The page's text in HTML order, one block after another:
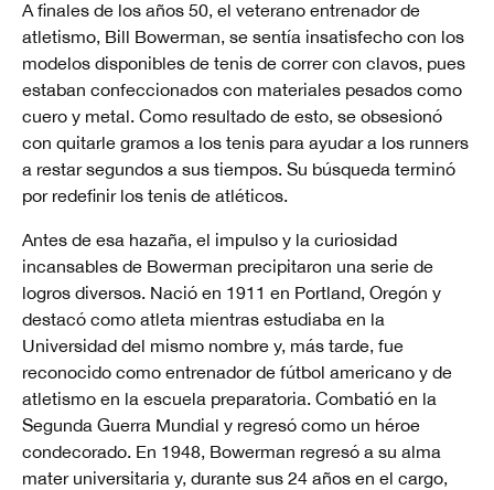
A finales de los años 50, el veterano entrenador de
atletismo, Bill Bowerman, se sentía insatisfecho con los
modelos disponibles de tenis de correr con clavos, pues
estaban confeccionados con materiales pesados como
cuero y metal. Como resultado de esto, se obsesionó
con quitarle gramos a los tenis para ayudar a los runners
a restar segundos a sus tiempos. Su búsqueda terminó
por redefinir los tenis de atléticos.
Antes de esa hazaña, el impulso y la curiosidad
incansables de Bowerman precipitaron una serie de
logros diversos. Nació en 1911 en Portland, Oregón y
destacó como atleta mientras estudiaba en la
Universidad del mismo nombre y, más tarde, fue
reconocido como entrenador de fútbol americano y de
atletismo en la escuela preparatoria. Combatió en la
Segunda Guerra Mundial y regresó como un héroe
condecorado. En 1948, Bowerman regresó a su alma
mater universitaria y, durante sus 24 años en el cargo,